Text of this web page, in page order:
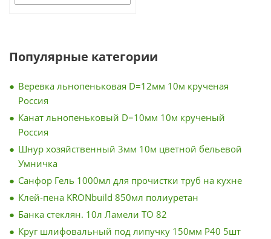
Популярные категории
Веревка льнопеньковая D=12мм 10м крученая
Россия
Канат льнопеньковый D=10мм 10м крученый
Россия
Шнур хозяйственный 3мм 10м цветной бельевой
Умничка
Санфор Гель 1000мл для прочистки труб на кухне
Клей-пена KRONbuild 850мл полиуретан
Банка стеклян. 10л Ламели ТО 82
Круг шлифовальный под липучку 150мм Р40 5шт